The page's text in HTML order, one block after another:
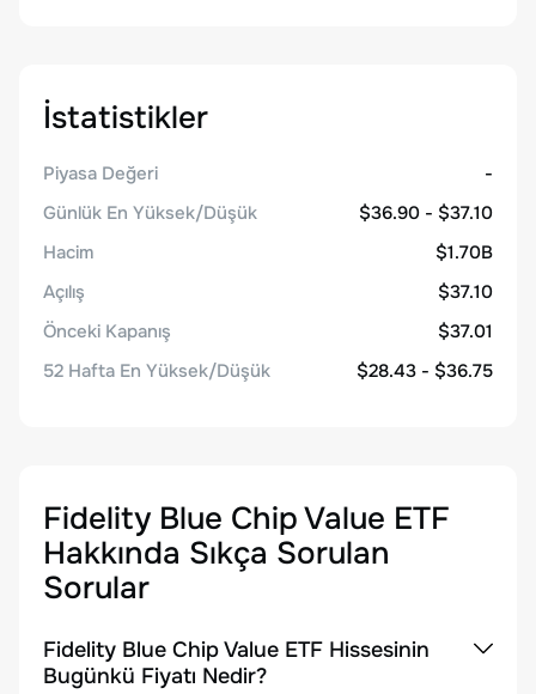
İstatistikler
Piyasa Değeri
-
Günlük En Yüksek/Düşük
$36.90 - $37.10
Hacim
$1.70B
Açılış
$37.10
Önceki Kapanış
$37.01
52 Hafta En Yüksek/Düşük
$28.43 - $36.75
Fidelity Blue Chip Value ETF
Hakkında Sıkça Sorulan
Sorular
Fidelity Blue Chip Value ETF Hissesinin
Bugünkü Fiyatı Nedir?